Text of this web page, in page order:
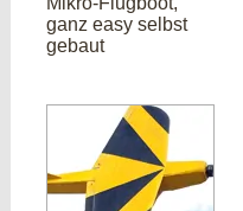
ganz easy selbst
gebaut